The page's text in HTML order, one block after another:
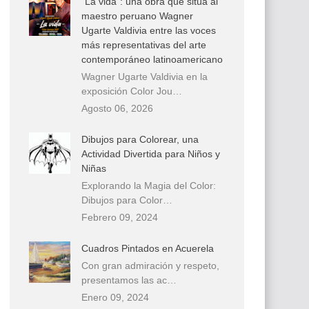
maestro peruano Wagner
Ugarte Valdivia entre las voces
más representativas del arte
contemporáneo latinoamericano
Wagner Ugarte Valdivia en la
exposición Color Jou…
Agosto 06, 2026
Dibujos para Colorear, una
Actividad Divertida para Niños y
Niñas
Explorando la Magia del Color:
Dibujos para Color…
Febrero 09, 2024
Cuadros Pintados en Acuerela
Con gran admiración y respeto,
presentamos las ac…
Enero 09, 2024